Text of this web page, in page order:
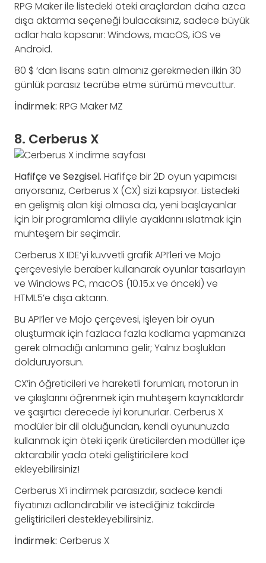
RPG Maker ile listedeki öteki araçlardan daha azca
dışa aktarma seçeneği bulacaksınız, sadece büyük
adlar hala kapsanır: Windows, macOS, iOS ve
Android.
80 $ ‘dan lisans satın almanız gerekmeden ilkin 30
günlük parasız tecrübe etme sürümü mevcuttur.
İndirmek: RPG Maker MZ
8. Cerberus X
Hafifçe ve Sezgisel. Hafifçe bir 2D oyun yapımcısı
arıyorsanız, Cerberus X (CX) sizi kapsıyor. Listedeki
en gelişmiş alan kişi olmasa da, yeni başlayanlar
için bir programlama diliyle ayaklarını ıslatmak için
muhteşem bir seçimdir.
Cerberus X IDE’yi kuvvetli grafik API’leri ve Mojo
çerçevesiyle beraber kullanarak oyunlar tasarlayın
ve Windows PC, macOS (10.15.x ve önceki) ve
HTML5’e dışa aktarın.
Bu API’ler ve Mojo çerçevesi, işleyen bir oyun
oluşturmak için fazlaca fazla kodlama yapmanıza
gerek olmadığı anlamına gelir; Yalnız boşlukları
dolduruyorsun.
CX’in öğreticileri ve hareketli forumları, motorun in
ve çıkışlarını öğrenmek için muhteşem kaynaklardır
ve şaşırtıcı derecede iyi korunurlar. Cerberus X
modüler bir dil olduğundan, kendi oyununuzda
kullanmak için öteki içerik üreticilerden modüller içe
aktarabilir yada öteki geliştiricilere kod
ekleyebilirsiniz!
Cerberus X’i indirmek parasızdır, sadece kendi
fiyatınızı adlandırabilir ve istediğiniz takdirde
geliştiricileri destekleyebilirsiniz.
İndirmek: Cerberus X